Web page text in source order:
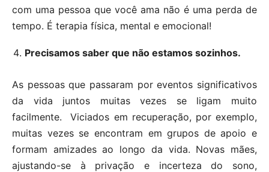
com uma pessoa que você ama não é uma perda de
tempo. É terapia física, mental e emocional!
Precisamos saber que não estamos sozinhos.
As pessoas que passaram por eventos significativos
da vida juntos muitas vezes se ligam muito
facilmente. Viciados em recuperação, por exemplo,
muitas vezes se encontram em grupos de apoio e
formam amizades ao longo da vida. Novas mães,
ajustando-se à privação e incerteza do sono,